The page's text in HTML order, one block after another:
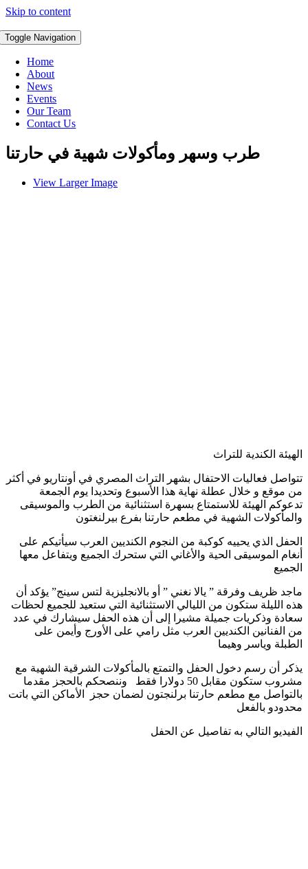
Skip to content
Toggle Navigation
Home
About
News
Events
Our Team
Contact Us
طرب وسهر ومأكولات شهية في حارتنا
View Larger Image
الهيئة الكندية للتراث
تتواصل فعاليات الاحتفال بشهر التراث المصري في أونتاريو في أكثر
من موقع و خلال عطلة نهاية هذا الأسبوع وتحديدا يوم الجمعة
تدعوكم الهيئة للاستمتاع بسهرة استثنائية من الطرب والموسيقى
والمأكولات الشهية في مطعم حارتنا بفرع بيرلنغتون
الحفل الذي يحييه كوكبة من النجوم الكنديين العرب سيأتيكم على
أنغام الموسيقى الحية والأغاني التي ستحرك الجميع ويتفاعل معها
الجميع
ماجد ظريف وفرقة ” يالا نغني ” أو بالانجليزية لتس سينج” يؤكد أن
هذه الليلة ستكون من الليالي الاستثنائية التي ستعيد للجميع لحظات
سعادة وذكريات جميلة مشيرا إلى أن هذه الحفل سيشارك في عدد
من الفنانين الكنديين العرب مثل رامي على الأورج وأيمن على
الطبلة وياسر وهيما
يذكر أن رسم دخول الحفل والتمتع بالمأكولات الشرقية الشهية مع
مشروب ستكون مقابل 50 دولارا فقط وننصحكم بالحجز مقدما
بالتواصل مع مطعم حارتنا برلنجتون لضمان حجز الأماكن التي باتت
محدودو بالفعل
الفيديو التالي به تفاصيل عن الحفل